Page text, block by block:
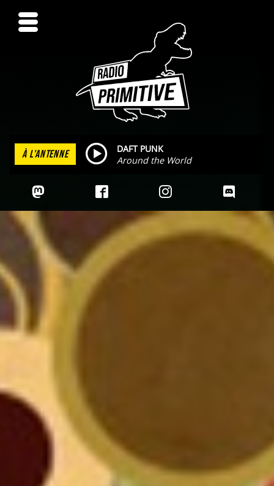
À L'ANTENNE
DAFT PUNK
Around the World